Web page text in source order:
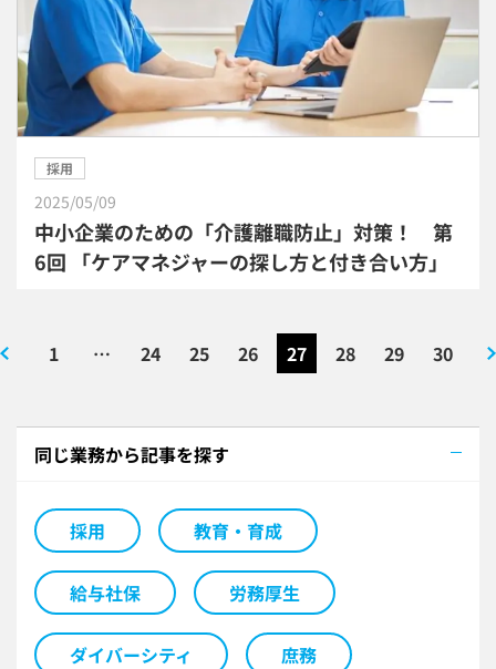
採用
2025/05/09
中小企業のための「介護離職防止」対策！ 第
6回 「ケアマネジャーの探し方と付き合い方」
1 24 25 26 27 28 29 30
同じ業務から記事を探す
採用 教育・育成
給与社保 労務厚生
ダイバーシティ 庶務